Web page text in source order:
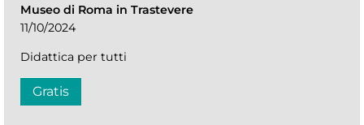
Museo di Roma in Trastevere
11/10/2024
Didattica per tutti
Gratis